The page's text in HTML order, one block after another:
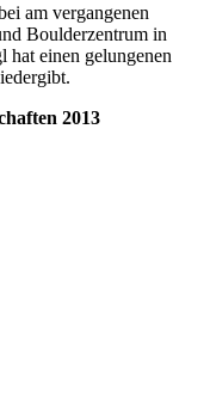
am vergangenen
Boulderzentrum in
einen gelungenen
2013